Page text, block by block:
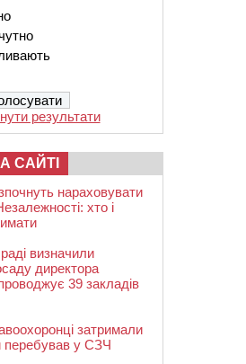
результати
САЙТІ
нараховувати
хто і
визначили
директора
39 закладів
затримали
перебував у СЗЧ